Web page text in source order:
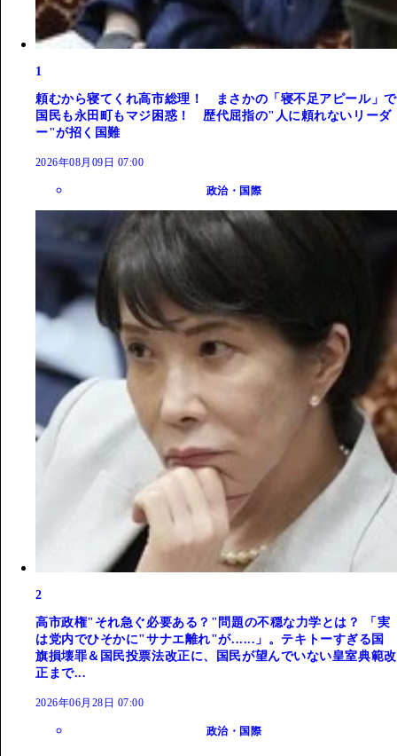
1
頼むから寝てくれ高市総理！ まさかの「寝不足アピール」で
国民も永田町もマジ困惑！ 歴代屈指の"人に頼れないリーダ
ー"が招く国難
2026年08月09日 07:00
政治・国際
2
高市政権"それ急ぐ必要ある？"問題の不穏な力学とは？ 「実
は党内でひそかに"サナエ離れ"が......」。テキトーすぎる国
旗損壊罪＆国民投票法改正に、国民が望んでいない皇室典範改
正まで...
2026年06月28日 07:00
政治・国際